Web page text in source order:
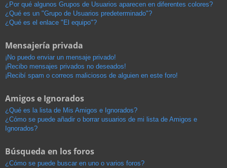
¿Por qué algunos Grupos de Usuarios aparecen en diferentes colores?
¿Qué es un "Grupo de Usuarios predeterminado"?
¿Qué es el enlace "El equipo"?
Mensajería privada
¡No puedo enviar un mensaje privado!
¡Recibo mensajes privados no deseados!
¡Recibí spam o correos maliciosos de alguien en este foro!
Amigos e Ignorados
¿Qué es la lista de Mis Amigos e Ignorados?
¿Cómo se puede añadir o borrar usuarios de mi lista de Amigos e
Ignorados?
Búsqueda en los foros
¿Cómo se puede buscar en uno o varios foros?